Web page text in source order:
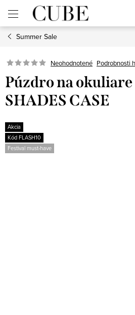
obsah
Summer Sale
Neohodnotené Podrobnosti
Púzdro na okuliare
SHADES CASE
Akcia
Kód FLASH10
Festival must-have